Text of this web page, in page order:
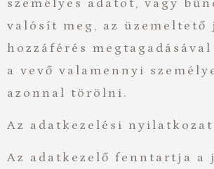
személyes adatot, vagy
valósít meg, az üzemeltető
hozzáférés
a vevő valamennyi
azonnal törölni.
Az adatkezelési
Az adatkezelő fenntartja a